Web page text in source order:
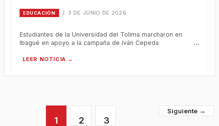
EDUCACIÓN / 3 DE JUNIO DE 2026
Estudiantes de la Universidad del Tolima marcharon en
Ibagué en apoyo a la campaña de Iván Cepeda
1 2 3
→